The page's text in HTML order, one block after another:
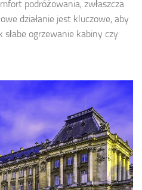
podróżowania, zwłaszcza
działanie jest kluczowe, aby
ogrzewanie kabiny czy